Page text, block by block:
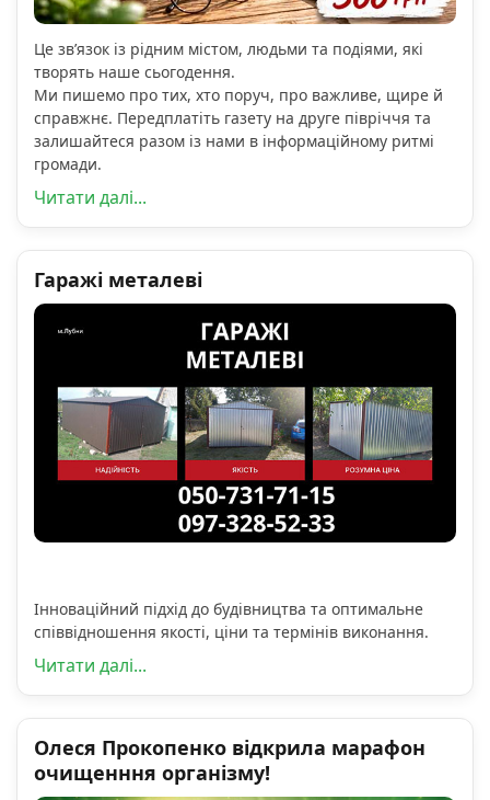
Це зв’язок із рідним містом, людьми та подіями, які
творять наше сьогодення.
Ми пишемо про тих, хто поруч, про важливе, щире й
справжнє. Передплатіть газету на друге півріччя та
залишайтеся разом із нами в інформаційному ритмі
громади.
Читати далі...
Гаражі металеві
Інноваційний підхід до будівництва та оптимальне
співвідношення якості, ціни та термінів виконання.
Читати далі...
Олеся Прокопенко відкрила марафон
очищенння організму!